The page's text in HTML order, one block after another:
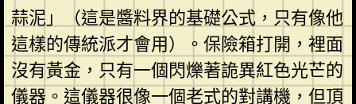
蒜泥」（這是醬料界的基礎公式，只有像他
這樣的傳統派才會用）。保險箱打開，裡面
沒有黃金，只有一個閃爍著詭異紅色光芒的
儀器。這儀器很像一個老式的對講機，但頂